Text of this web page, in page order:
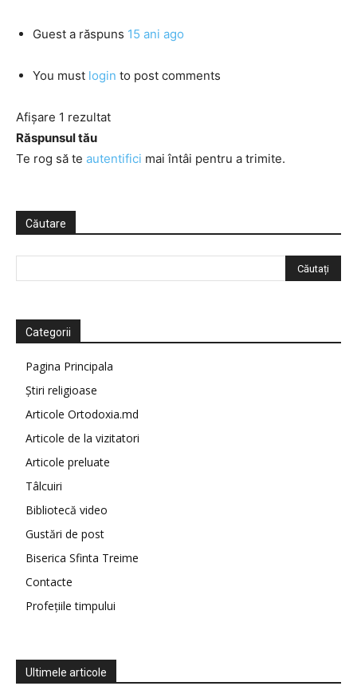
Guest a răspuns 15 ani ago
You must login to post comments
Afișare 1 rezultat
Răspunsul tău
Te rog să te autentifici mai întâi pentru a trimite.
Căutare
Categorii
Pagina Principala
Știri religioase
Articole Ortodoxia.md
Articole de la vizitatori
Articole preluate
Tâlcuiri
Bibliotecă video
Gustări de post
Biserica Sfinta Treime
Contacte
Profețiile timpului
Ultimele articole